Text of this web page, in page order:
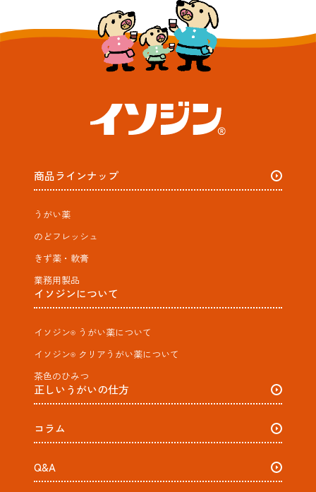
商品ラインナップ
うがい薬
のどフレッシュ
きず薬・軟膏
業務用製品
イソジンについて
イソジン®うがい薬​について
イソジン®クリアうがい薬​について
茶色のひみつ
正しいうがいの仕方
コラム
Q&A